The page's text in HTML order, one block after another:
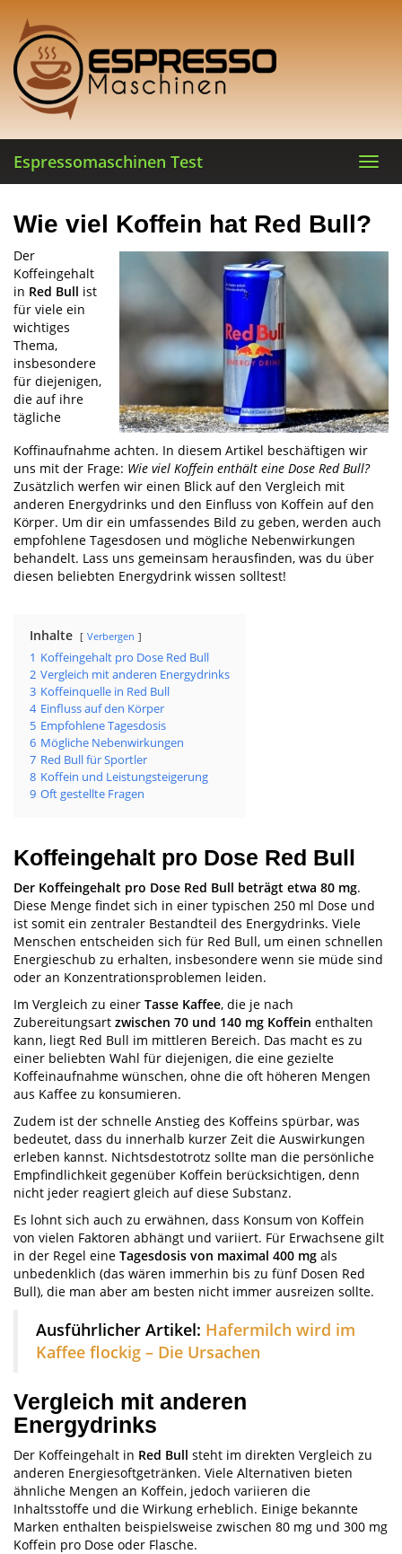
main
content
Espressomaschinen Test
Wie viel Koffein hat Red Bull?
Der
Koffeingehalt
in Red Bull ist
für viele ein
wichtiges
Thema,
insbesondere
für diejenigen,
die auf ihre
tägliche
Koffinaufnahme achten. In diesem Artikel beschäftigen wir
uns mit der Frage: Wie viel Koffein enthält eine Dose Red Bull?
Zusätzlich werfen wir einen Blick auf den Vergleich mit
anderen Energydrinks und den Einfluss von Koffein auf den
Körper. Um dir ein umfassendes Bild zu geben, werden auch
empfohlene Tagesdosen und mögliche Nebenwirkungen
behandelt. Lass uns gemeinsam herausfinden, was du über
diesen beliebten Energydrink wissen solltest!
Inhalte Verbergen
1 Koffeingehalt pro Dose Red Bull
2 Vergleich mit anderen Energydrinks
3 Koffeinquelle in Red Bull
4 Einfluss auf den Körper
5 Empfohlene Tagesdosis
6 Mögliche Nebenwirkungen
7 Red Bull für Sportler
8 Koffein und Leistungsteigerung
9 Oft gestellte Fragen
Koffeingehalt pro Dose Red Bull
Der Koffeingehalt pro Dose Red Bull beträgt etwa 80 mg.
Diese Menge findet sich in einer typischen 250 ml Dose und
ist somit ein zentraler Bestandteil des Energydrinks. Viele
Menschen entscheiden sich für Red Bull, um einen schnellen
Energieschub zu erhalten, insbesondere wenn sie müde sind
oder an Konzentrationsproblemen leiden.
Im Vergleich zu einer Tasse Kaffee, die je nach
Zubereitungsart zwischen 70 und 140 mg Koffein enthalten
kann, liegt Red Bull im mittleren Bereich. Das macht es zu
einer beliebten Wahl für diejenigen, die eine gezielte
Koffeinaufnahme wünschen, ohne die oft höheren Mengen
aus Kaffee zu konsumieren.
Zudem ist der schnelle Anstieg des Koffeins spürbar, was
bedeutet, dass du innerhalb kurzer Zeit die Auswirkungen
erleben kannst. Nichtsdestotrotz sollte man die persönliche
Empfindlichkeit gegenüber Koffein berücksichtigen, denn
nicht jeder reagiert gleich auf diese Substanz.
Es lohnt sich auch zu erwähnen, dass Konsum von Koffein
von vielen Faktoren abhängt und variiert. Für Erwachsene gilt
in der Regel eine Tagesdosis von maximal 400 mg als
unbedenklich (das wären immerhin bis zu fünf Dosen Red
Bull), die man aber am besten nicht immer ausreizen sollte.
Ausführlicher Artikel: Hafermilch wird im
Kaffee flockig – Die Ursachen
Vergleich mit anderen
Energydrinks
Der Koffeingehalt in Red Bull steht im direkten Vergleich zu
anderen Energiesoftgetränken. Viele Alternativen bieten
ähnliche Mengen an Koffein, jedoch variieren die
Inhaltsstoffe und die Wirkung erheblich. Einige bekannte
Marken enthalten beispielsweise zwischen 80 mg und 300 mg
Koffein pro Dose oder Flasche.